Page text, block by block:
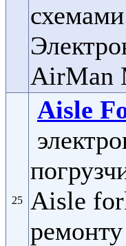
AirMan
25
Aisle
Aisle